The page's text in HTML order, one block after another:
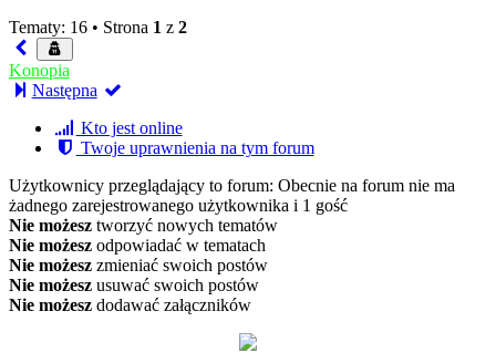
Tematy: 16 • Strona 1 z 2
Konopia
Następna
Kto jest online
Twoje uprawnienia na tym forum
Użytkownicy przeglądający to forum: Obecnie na forum nie ma
żadnego zarejestrowanego użytkownika i 1 gość
Nie możesz tworzyć nowych tematów
Nie możesz odpowiadać w tematach
Nie możesz zmieniać swoich postów
Nie możesz usuwać swoich postów
Nie możesz dodawać załączników